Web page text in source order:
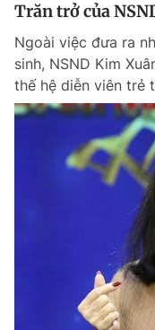
Trăn trở của
Ngoài việc đưa ra
sinh, NSND Kim
thế hệ diễn viên trẻ